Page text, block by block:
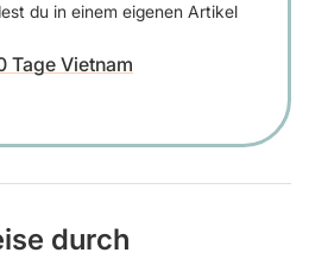
du in einem eigenen Artikel
Tage Vietnam
durch